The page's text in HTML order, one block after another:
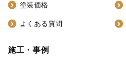
塗装価格
よくある質問
施工・事例